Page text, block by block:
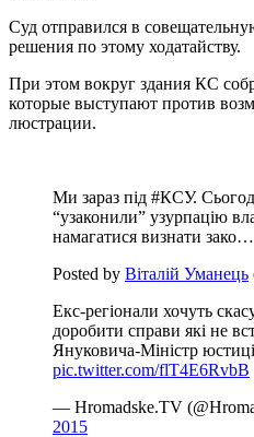
Суд отправился в
решения по этому ходатайству.
При этом вокруг здания КС
которые выступают против
люстрации.
Ми зараз під #КСУ.
“узаконили” узурпацію
намагатися визнати зако…
Posted by Віталій Уманець
Екс-регіонали хочуть
доробити справи які не
Януковича-Міністр
pic.twitter.com/flT4E6RvbB
— Hromadske.TV
2015